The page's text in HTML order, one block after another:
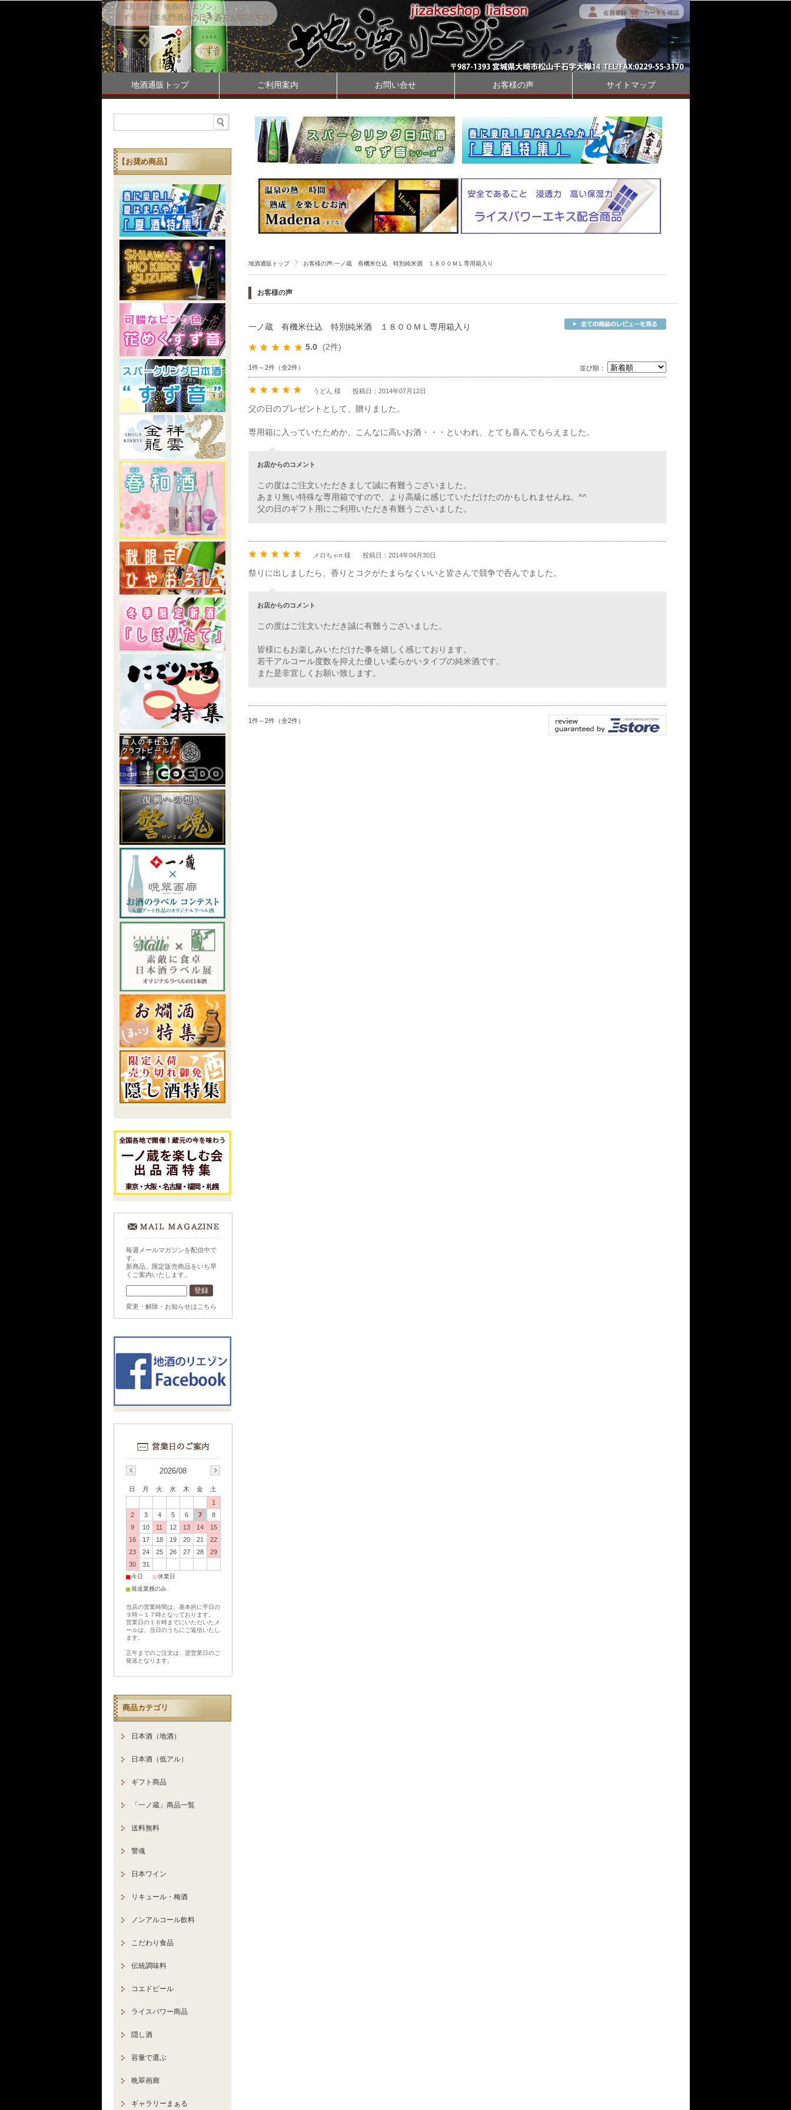
一ノ蔵直営通販『地酒のリエゾン』
すず音や日本名門酒会の日本酒をお届け(本店)
会員登録 カートを確認
地酒通販トップ ご利用案内 お問い合せ お客様の声 サイトマップ
地酒通販トップ お客様の声:一ノ蔵 有機米仕込 特別純米酒 １８００ＭＬ専用箱入り
お客様の声
一ノ蔵 有機米仕込 特別純米酒 １８００ＭＬ専用箱入り
5.0 (2件)
1件～2件（全2件） 並び順：
うどん 様 投稿日：2014年07月12日
父の日のプレゼントとして、贈りました。
専用箱に入っていたためか、こんなに高いお酒・・・といわれ、とても喜んでもらえました。
お店からのコメント
この度はご注文いただきまして誠に有難うございました。
あまり無い特殊な専用箱ですので、より高級に感じていただけたのかもしれませんね。^^
父の日のギフト用にご利用いただき有難うございました。
メロちゃn 様 投稿日：2014年04月30日
祭りに出しましたら、香りとコクがたまらなくいいと皆さんで競争で呑んでました。
お店からのコメント
この度はご注文いただき誠に有難うございました。
皆様にもお楽しみいただけた事を嬉しく感じております。
若干アルコール度数を抑えた優しい柔らかいタイプの純米酒です。
また是非宜しくお願い致します。
1件～2件（全2件）
【お奨め商品】
毎週メールマガジンを配信中で
す。
新商品、限定販売商品をいち早
くご案内いたします。
変更・解除・お知らせはこちら
2026/08
日 月 火 水 木 金
土
1
2
3 4 5 6 7
8
9
10 11 12 13 14
15
16
17 18 19 20 21
22
23
24 25 26 27 28
29
30
31
■ 今日 ■ 休業日
■ 発送業務のみ
当店の営業時間は、基本的に平日の
９時～１７時となっております。
営業日の１６時までにいただいたメ
ールは、当日のうちにご返信いたし
ます。
正午までのご注文は、翌営業日のご
発送となります。
商品カテゴリ
日本酒（地酒）
日本酒（低アル）
ギフト商品
「一ノ蔵」商品一覧
送料無料
警魂
日本ワイン
リキュール・梅酒
ノンアルコール飲料
こだわり食品
伝統調味料
コエドビール
ライスパワー商品
隠し酒
容量で選ぶ
晩翠画廊
ギャラリーまぁる